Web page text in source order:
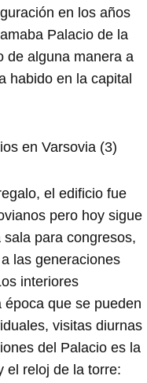
en los años
Palacio de la
de alguna manera a
habido en la capital
el edificio fue
pero hoy sigue
para congresos,
las generaciones
interiores
que se pueden
visitas diurnas
del Palacio es la
el reloj de la torre: